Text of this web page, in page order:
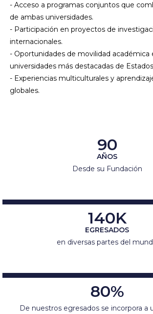
- Acceso a programas conjuntos que
de ambas universidades.
- Participación en proyectos de
internacionales.
- Oportunidades de movilidad académica
universidades más destacadas de
- Experiencias multiculturales y
globales.
90
AÑOS
Desde su Fundación
140K
EGRESADOS
en diversas partes del
80%
De nuestros egresados se incorpora a